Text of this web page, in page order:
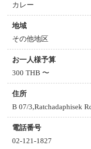
カレー
地域
その他地区
お一人様予算
300 THB 〜
住所
B 07/3,Ratchadaphisek
電話番号
02-121-1827